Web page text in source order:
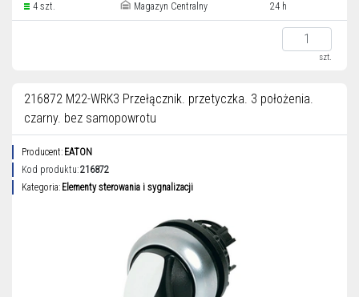
4 szt. Magazyn Centralny 24 h
szt.
216872 M22-WRK3 Przełącznik. przetyczka. 3 położenia.
czarny. bez samopowrotu
Producent: EATON
Kod produktu:216872
Kategoria: Elementy sterowania i sygnalizacji